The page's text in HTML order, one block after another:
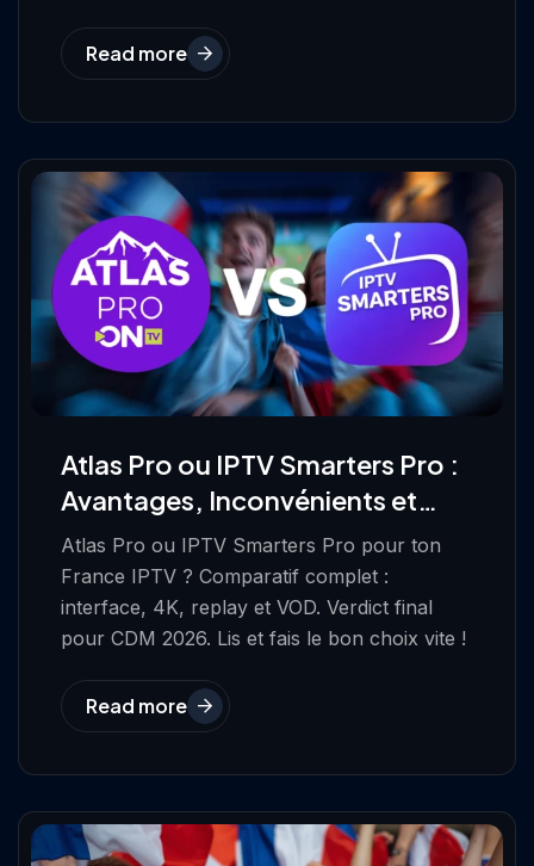
Read more
Atlas Pro ou IPTV Smarters Pro :
Avantages, Inconvénients et
Verdict Final
Atlas Pro ou IPTV Smarters Pro pour ton
France IPTV ? Comparatif complet :
interface, 4K, replay et VOD. Verdict final
pour CDM 2026. Lis et fais le bon choix vite !
Read more